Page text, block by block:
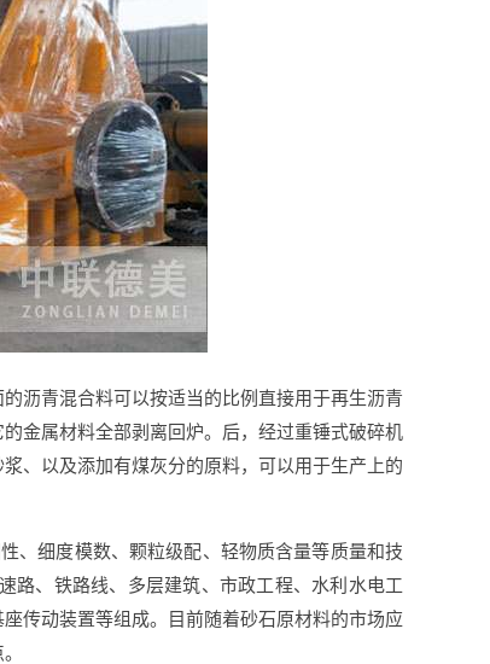
沥青混合料可以按适当的比例直接用于再生沥青
金属材料全部剥离回炉。后，经过重锤式破碎机
、以及添加有煤灰分的原料，可以用于生产上的
、细度模数、颗粒级配、轻物质含量等质量和技
路、铁路线、多层建筑、市政工程、水利水电工
传动装置等组成。目前随着砂石原材料的市场应